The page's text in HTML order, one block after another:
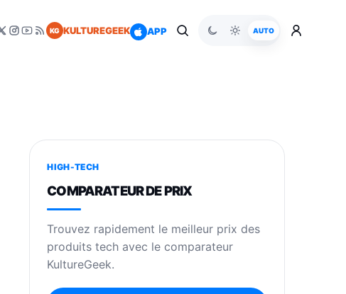
KG KULTUREGEEK APP AUTO
HIGH-TECH
COMPARATEUR DE PRIX
Trouvez rapidement le meilleur prix des
produits tech avec le comparateur
KultureGeek.